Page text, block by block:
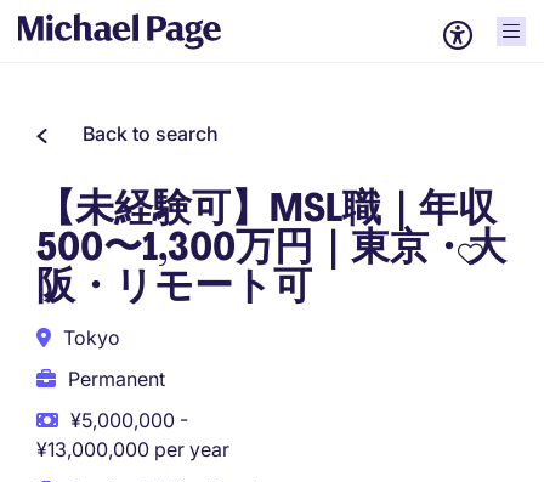
Back to search
【未経験可】MSL職｜年収
500〜1,300万円｜東京・大
阪・リモート可
Tokyo
Permanent
¥5,000,000 -
¥13,000,000 per year